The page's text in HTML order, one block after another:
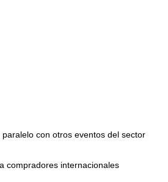
con otros eventos del sector
compradores internacionales